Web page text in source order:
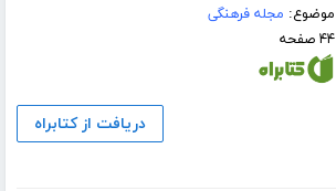
موضوع: مجله فرهنگی
۴۴ صفحه
دریافت از کتابراه